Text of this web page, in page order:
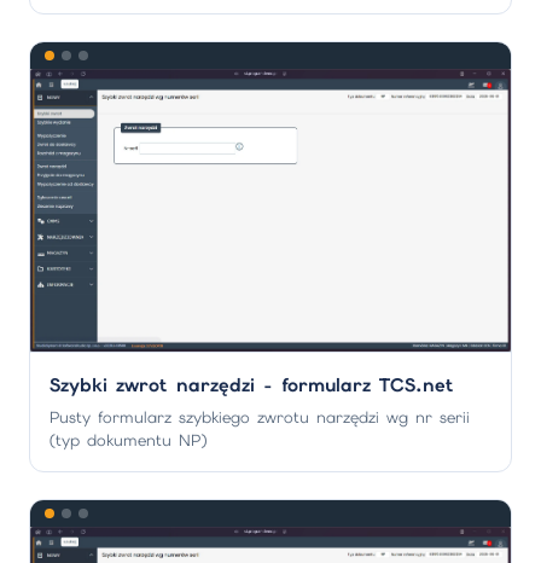
Szybki zwrot narzędzi - formularz TCS.net
Pusty formularz szybkiego zwrotu narzędzi wg nr serii
(typ dokumentu NP)